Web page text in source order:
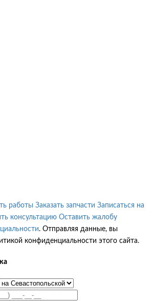
работы Заказать запчасти Записаться на
консультацию Оставить жалобу
. Отправляя данные, вы
конфиденциальности этого сайта.